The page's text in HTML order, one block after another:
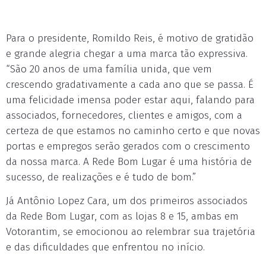
Para o presidente, Romildo Reis, é motivo de gratidão
e grande alegria chegar a uma marca tão expressiva.
“São 20 anos de uma família unida, que vem
crescendo gradativamente a cada ano que se passa. É
uma felicidade imensa poder estar aqui, falando para
associados, fornecedores, clientes e amigos, com a
certeza de que estamos no caminho certo e que novas
portas e empregos serão gerados com o crescimento
da nossa marca. A Rede Bom Lugar é uma história de
sucesso, de realizações e é tudo de bom.”
Já Antônio Lopez Cara, um dos primeiros associados
da Rede Bom Lugar, com as lojas 8 e 15, ambas em
Votorantim, se emocionou ao relembrar sua trajetória
e das dificuldades que enfrentou no início.